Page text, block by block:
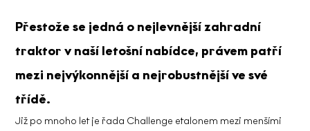
Přestože se jedná o nejlevnější zahradní
traktor v naší letošní nabídce, právem patří
mezi nejvýkonnější a nejrobustnější ve své
třídě.
Již po mnoho let je řada Challenge etalonem mezi menšími